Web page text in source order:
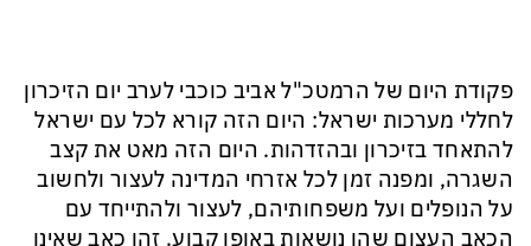
פקודת היום של הרמטכ"ל אביב כוכבי לערב יום הזיכרון
לחללי מערכות ישראל: היום הזה קורא לכל עם ישראל
להתאחד בזיכרון ובהזדהות. היום הזה מאט את קצב
השגרה, ומפנה זמן לכל אזרחי המדינה לעצור ולחשוב
על הנופלים ועל משפחותיהם, לעצור ולהתייחד עם
הכאב העצום שהן נושאות באופן קבוע. זהו כאב שאינו